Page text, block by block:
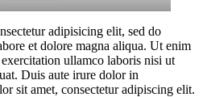
adipisicing elit, sed do
et dolore magna aliqua. Ut enim
ullamco laboris nisi ut
Duis aute irure dolor in
sit amet, consectetur adipiscing elit.